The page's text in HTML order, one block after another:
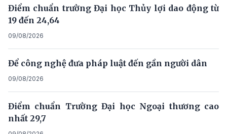
Điểm chuẩn trường Đại học Thủy lợi dao động từ
19 đến 24,64
09/08/2026
Để công nghệ đưa pháp luật đến gần người dân
09/08/2026
Điểm chuẩn Trường Đại học Ngoại thương cao
nhất 29,7